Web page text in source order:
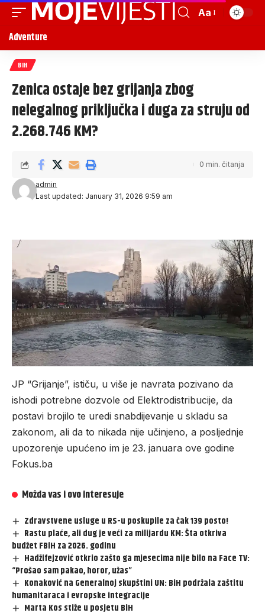
Aa
Adventure
BIH
Zenica ostaje bez grijanja zbog
nelegalnog priključka i duga za struju od
2.268.746 KM?
Last updated: January 31, 2026 9:59 am
admin
0 min. čitanja
JP “Grijanje”, ističu, u više je navrata pozivano da
ishodi potrebne dozvole od Elektrodistribucije, da
postavi brojilo te uredi snabdijevanje u skladu sa
zakonom, ali da to nikada nije učinjeno, a posljednje
upozorenje upućeno im je 23. januara ove godine
Fokus.ba
Možda vas i ovo interesuje
Zdravstvene usluge u RS-u poskupile za čak 139 posto!
Rastu plaće, ali dug je veći za milijardu KM: Šta otkriva
budžet FBiH za 2026. godinu
Hadžifejzović otkrio zašto ga mjesecima nije bilo na Face TV:
“Prošao sam pakao, horor, užas”
Konaković na Generalnoj skupštini UN: BiH podržala zaštitu
humanitaraca i evropske integracije
Marta Kos stiže u posjetu BiH